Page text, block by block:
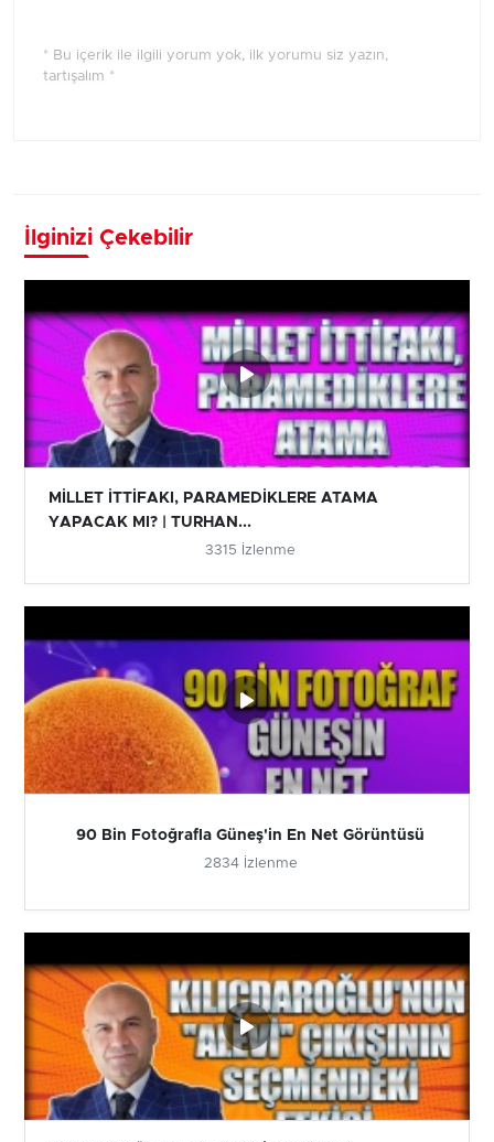
* Bu içerik ile ilgili yorum yok, ilk yorumu siz yazın,
tartışalım *
İlginizi Çekebilir
MİLLET İTTİFAKI, PARAMEDİKLERE ATAMA
YAPACAK MI? | TURHAN...
3315 İzlenme
90 Bin Fotoğrafla Güneş'in En Net Görüntüsü
2834 İzlenme